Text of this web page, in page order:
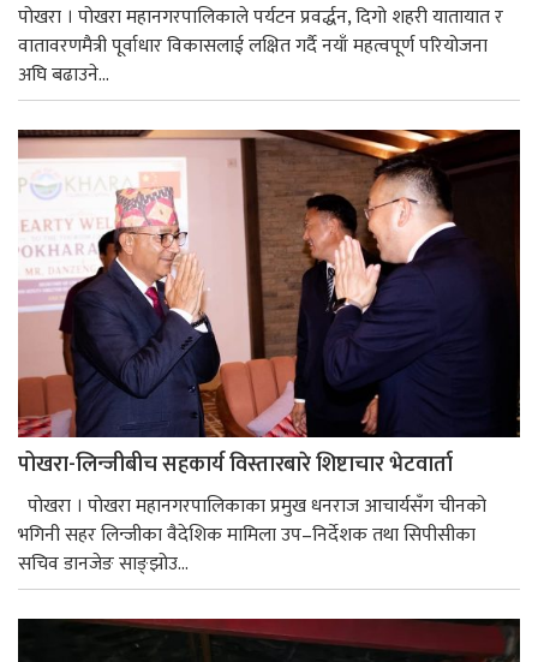
पोखरा । पोखरा महानगरपालिकाले पर्यटन प्रवर्द्धन, दिगो शहरी यातायात र
वातावरणमैत्री पूर्वाधार विकासलाई लक्षित गर्दै नयाँ महत्वपूर्ण परियोजना
अघि बढाउने...
पोखरा-लिन्जीबीच सहकार्य विस्तारबारे शिष्टाचार भेटवार्ता
पोखरा । पोखरा महानगरपालिकाका प्रमुख धनराज आचार्यसँग चीनको
भगिनी सहर लिन्जीका वैदेशिक मामिला उप–निर्देशक तथा सिपीसीका
सचिव डानजेङ साङ्झोउ...